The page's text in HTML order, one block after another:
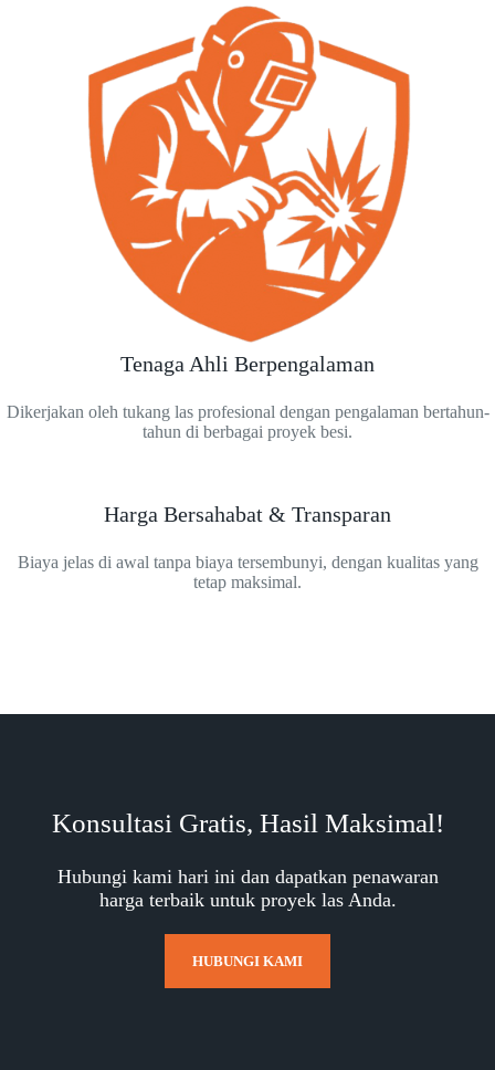
Tenaga Ahli Berpengalaman
Dikerjakan oleh tukang las profesional dengan pengalaman bertahun-
tahun di berbagai proyek besi.
Harga Bersahabat & Transparan
Biaya jelas di awal tanpa biaya tersembunyi, dengan kualitas yang
tetap maksimal.
Konsultasi Gratis, Hasil Maksimal!
Hubungi kami hari ini dan dapatkan penawaran
harga terbaik untuk proyek las Anda.
HUBUNGI KAMI